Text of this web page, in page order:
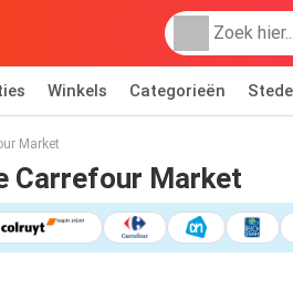
Winkels Categorieën
Market
Carrefour Market